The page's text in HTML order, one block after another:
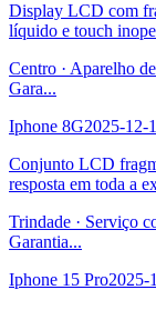
Display LCD com
líquido e touch
Centro · Aparelho
Gara...
Iphone 8G2025-12-
Conjunto LCD
resposta em toda a
Trindade · Serviço
Garantia...
Iphone 15 Pro2025-